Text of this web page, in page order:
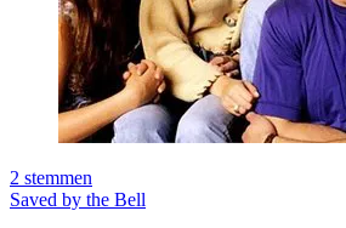
2 stemmen
Saved by the Bell